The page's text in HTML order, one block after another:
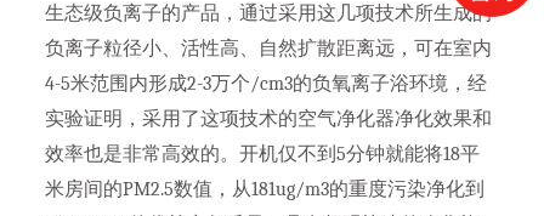
生态级负离子的产品，通过采用这几项技术所生成的
负离子粒径小、活性高、自然扩散距离远，可在室内
4-5米范围内形成2-3万个/cm3的负氧离子浴环境，经
实验证明，采用了这项技术的空气净化器净化效果和
效率也是非常高效的。开机仅不到5分钟就能将18平
米房间的PM2.5数值，从181ug/m3的重度污染净化到